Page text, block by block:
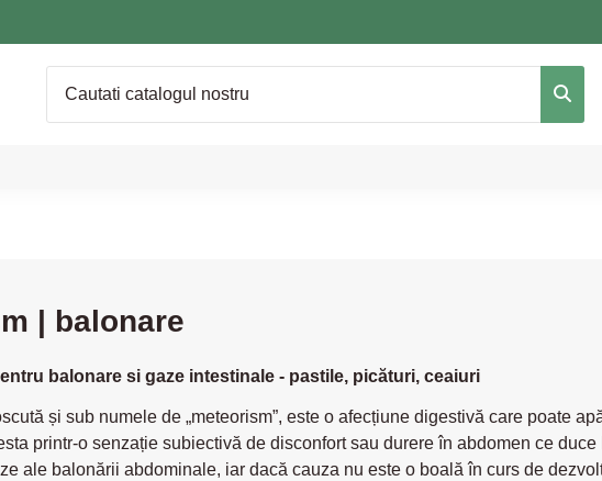
| balonare
balonare si gaze intestinale - pastile, picături, ceaiuri
și sub numele de „meteorism”, este o afecțiune digestivă care poate
printr-o senzație subiectivă de disconfort sau durere în abdomen ce
ale balonării abdominale, iar dacă cauza nu este o boală în curs de